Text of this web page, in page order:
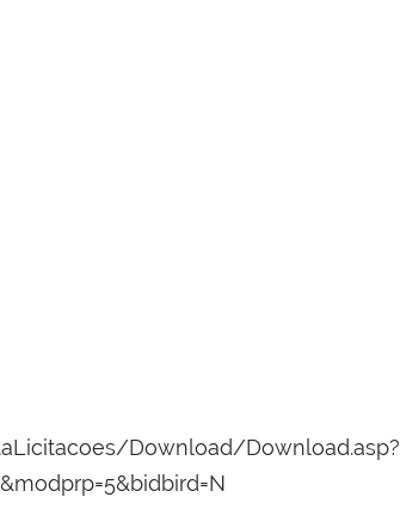
Download/Download.asp?